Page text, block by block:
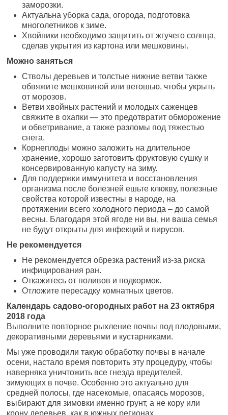
заморозки.
Актуальна уборка сада, огорода, подготовка
многолетников к зиме.
Хвойники необходимо защитить от жгучего солнца,
сделав укрытия из картона или мешковины.
Можно заняться
Стволы деревьев и толстые нижние ветви также
обвяжите мешковиной или ветошью, чтобы укрыть
от морозов.
Ветви хвойных растений и молодых саженцев
свяжите в охапки — это предотвратит обморожение
и обветривание, а также разломы под тяжестью
снега.
Корнеплоды можно заложить на длительное
хранение, хорошо заготовить фруктовую сушку и
консервированную капусту на зиму.
Для поддержки иммунитета и восстановления
организма после болезней ешьте клюкву, полезные
свойства которой известны в народе, на
протяжении всего холодного периода – до самой
весны. Благодаря этой ягоде ни вы, ни ваша семья
не будут открыты для инфекций и вирусов.
Не рекомендуется
Не рекомендуется обрезка растений из-за риска
инфицирования ран.
Откажитесь от поливов и подкормок.
Отложите пересадку комнатных цветов.
Календарь садово-огородных работ на 23 октября
2018 года
Выполните повторное рыхление почвы под плодовыми,
декоративными деревьями и кустарниками.
Мы уже проводили такую обработку почвы в начале
осени, настало время повторить эту процедуру, чтобы
наверняка уничтожить все гнезда вредителей,
зимующих в почве. Особенно это актуально для
средней полосы, где насекомые, опасаясь морозов,
выбирают для зимовки именно грунт, а не кору или
крону деревьев, как в южных регионах.